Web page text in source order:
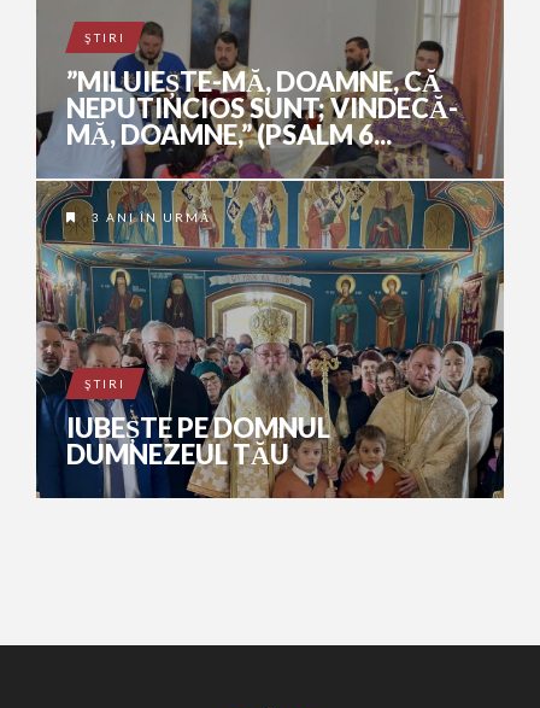
ŞTIRI
”MILUIEȘTE-MĂ, DOAMNE, CĂ
NEPUTINCIOS SUNT; VINDECĂ-
MĂ, DOAMNE,” (PSALM 6...
3 ANI ÎN URMĂ
ŞTIRI
IUBEȘTE PE DOMNUL
DUMNEZEUL TĂU